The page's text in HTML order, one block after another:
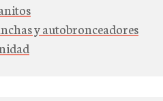
y autobronceadores